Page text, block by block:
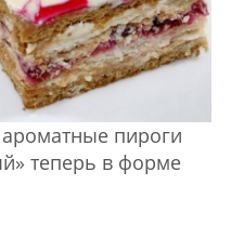
пироги
теперь в форме